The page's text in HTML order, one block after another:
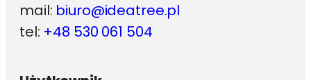
mail: biuro@ideatree.pl
tel: +48 530 061 504